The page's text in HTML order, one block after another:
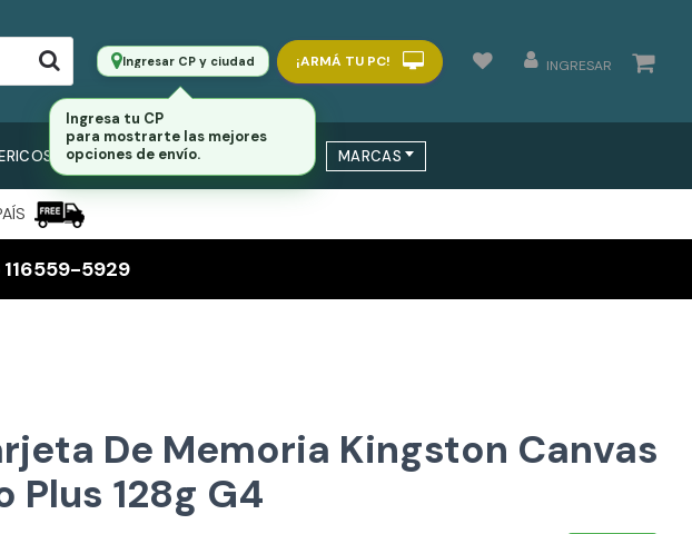
Ingresar CP y ciudad ¡ARMÁ TU PC! INGRESAR
SERVIDORES / SWITCHS MARCAS
5929
De Memoria Kingston Canvas
Plus 128g G4
Ingresa tu CP
para mostrarte las mejores
opciones de envío.